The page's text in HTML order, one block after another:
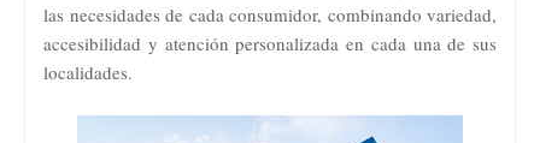
las necesidades de cada consumidor, combinando variedad,
accesibilidad y atención personalizada en cada una de sus
localidades.